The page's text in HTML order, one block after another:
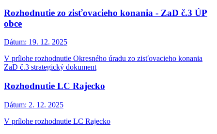
Rozhodnutie zo zisťovacieho konania - ZaD č.3 ÚP
obce
Dátum: 19. 12. 2025
V prílohe rozhodnutie Okresného úradu zo zisťovacieho konania
ZaD č.3 strategický dokument
Rozhodnutie LC Rajecko
Dátum: 2. 12. 2025
V prílohe rozhodnutie LC Rajecko